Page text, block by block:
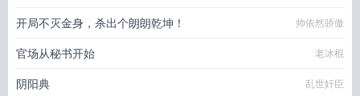
开局不灭金身，杀出个朗朗乾坤！ 帅依然骄傲
官场从秘书开始 老冰棍
阴阳典 乱世奸臣